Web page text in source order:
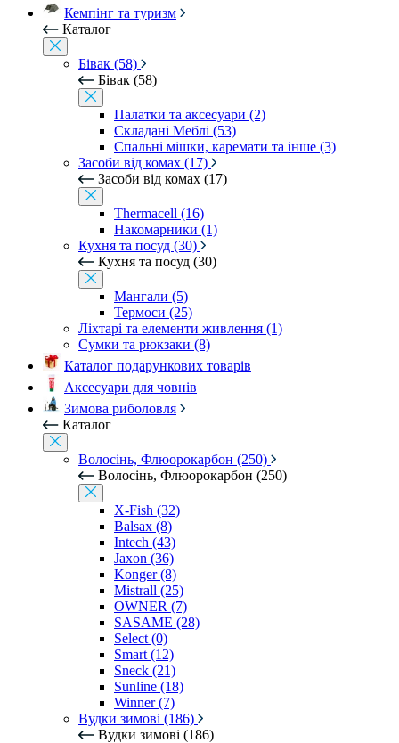
Кемпінг та туризм
Каталог
Бівак (58)
Бівак (58)
Палатки та аксесуари (2)
Складані Меблі (53)
Спальні мішки, каремати та інше (3)
Засоби від комах (17)
Засоби від комах (17)
Thermacell (16)
Накомарники (1)
Кухня та посуд (30)
Кухня та посуд (30)
Мангали (5)
Термоси (25)
Ліхтарі та елементи живлення (1)
Сумки та рюкзаки (8)
Каталог подарункових товарів
Аксесуари для човнів
Зимова риболовля
Каталог
Волосінь, Флюорокарбон (250)
Волосінь, Флюорокарбон (250)
X-Fish (32)
Balsax (8)
Intech (43)
Jaxon (36)
Konger (8)
Mistrall (25)
OWNER (7)
SASAME (28)
Select (0)
Smart (12)
Sneck (21)
Sunline (18)
Winner (7)
Вудки зимові (186)
Вудки зимові (186)